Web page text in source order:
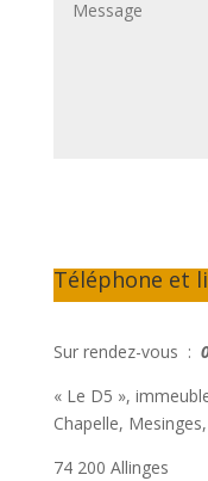
Téléphone et
Sur rendez-vous :
« Le D5 »,
Chapelle, Mesinges,
74 200 Allinges